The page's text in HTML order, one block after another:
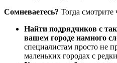
Сомневаетесь? Тогда смотрите
Найти подрядчиков с
вашем городе намного
специалистам просто не
маленьких городах с